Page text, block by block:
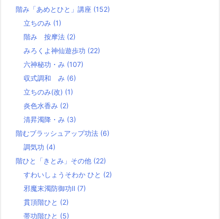
階み「あめとひと」講座 (152)
立ちのみ (1)
階み 按摩法 (2)
みろくよ神仙遊歩功 (22)
六神秘功・み (107)
収式調和 み (6)
立ちのみ(改) (1)
炎色水香み (2)
清昇濁降・み (3)
階むブラッシュアップ功法 (6)
調気功 (4)
階ひと「きとみ」その他 (22)
すわいしょうそわか ひと (2)
邪魔末濁防御功Ⅱ (7)
貫頂階ひと (2)
帯功階ひと (5)